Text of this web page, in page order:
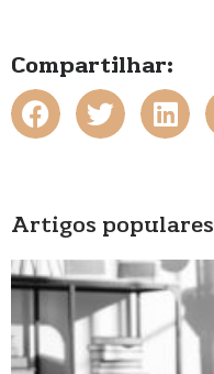
Compartilhar:
Artigos populares